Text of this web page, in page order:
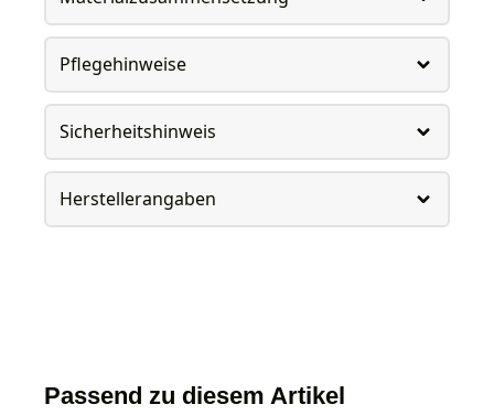
Pflegehinweise
Sicherheitshinweis
Herstellerangaben
Passend zu diesem Artikel